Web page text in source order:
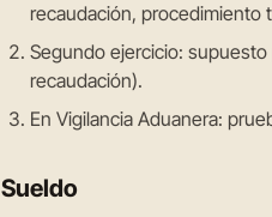
recaudación, procedimiento
Segundo ejercicio:
recaudación).
En Vigilancia Aduanera:
Sueldo